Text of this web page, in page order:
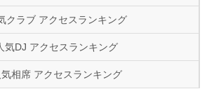
クラブ アクセスランキング
気DJ アクセスランキング
気相席 アクセスランキング